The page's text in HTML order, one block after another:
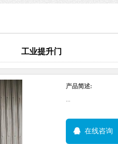
工业提升门
产品简述:
...
在线咨询